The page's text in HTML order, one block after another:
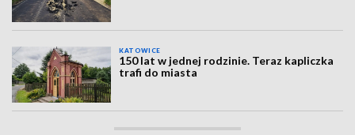
KATOWICE
150 lat w jednej rodzinie. Teraz kapliczka
trafi do miasta